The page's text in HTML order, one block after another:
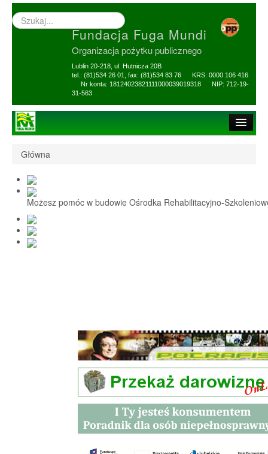
Wyszukiwarka
–
Fundacja Fuga Mundi
Organizacja pożytku publicznego
Lublin 20-218, ul. Hutnicza 20B
tel.: (81)534 26 01, fax: (81)534 83 76 KRS: 0000 106 416
Nr konta: 18124023821111000039019318 NIP: 712-19-
31-563
1,5% i darowizny
Nasi Beneficjenci
Ośrodek Reh-Szkol
Sprawozdania
Główna
Możesz pomóc w budowie Ośrodka Rehabilitacyjno-